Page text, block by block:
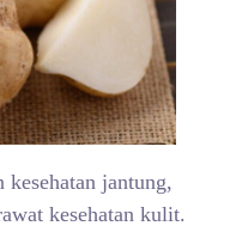
kesehatan jantung,
kesehatan kulit.